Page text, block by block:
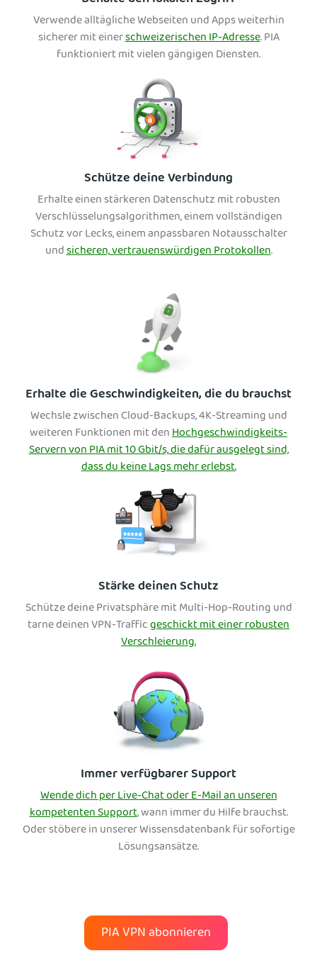
Verwende alltägliche Webseiten und Apps weiterhin
sicherer mit einerschweizerischen IP-Adresse. PIA
funktioniert mit vielen gängigen Diensten.
Schütze deine Verbindung
Erhalte einen stärkeren Datenschutz mit robusten
Verschlüsselungsalgorithmen, einem vollständigen
Schutz vor Lecks, einem anpassbaren Notausschalter
undsicheren, vertrauenswürdigen Protokollen.
Erhalte die Geschwindigkeiten, die du brauchst
Wechsle zwischen Cloud-Backups, 4K-Streaming und
weiteren Funktionen mit denHochgeschwindigkeits-
Servern von PIA mit 10 Gbit/s, die dafür ausgelegt sind,
dass du keine Lags mehr erlebst.
Stärke deinen Schutz
Schütze deine Privatsphäre mit Multi-Hop-Routing und
tarne deinen VPN-Trafficgeschickt mit einer robusten
Verschleierung.
Immer verfügbarer Support
Wende dich per Live-Chat oder E-Mail an unseren
kompetenten Support, wann immer du Hilfe brauchst.
Oder stöbere in unserer Wissensdatenbank für sofortige
Lösungsansätze.
PIA VPN abonnieren